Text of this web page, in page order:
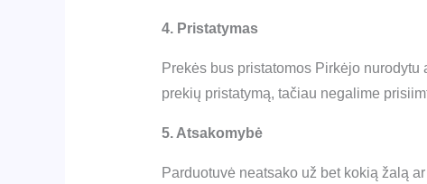
4. Pristatymas
Prekės bus pristatomos Pirkėjo
prekių pristatymą, tačiau negalime
5. Atsakomybė
Parduotuvė neatsako už bet kokią žalą